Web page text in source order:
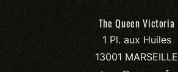
The Queen Victoria
1 Pl. aux Huiles
13001 MARSEILLE